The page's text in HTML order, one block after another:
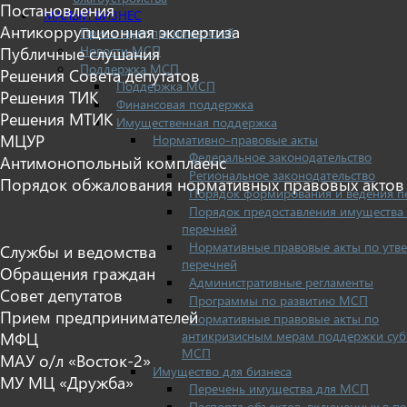
МАЛЫЙ БИЗНЕС
Прием предпринимателей
Новости МСП
Поддержка МСП
Поддержка МСП
Финансовая поддержка
Имущественная поддержка
Нормативно-правовые акты
Федеральное законодательство
Региональное законодательство
Порядок формирования и ведения
Порядок предоставления имущества
перечней
Нормативные правовые акты по
перечней
Административные регламенты
Программы по развитию МСП
Нормативные правовые акты по
антикризисным мерам поддержки
МСП
Имущество для бизнеса
Перечень имущества для МСП
Постановления
Антикоррупционная экспертиза
Публичные слушания
Решения Совета депутатов
Решения ТИК
Решения МТИК
МЦУР
Антимонопольный комплаенс
Порядок обжалования нормативных правовых актов
Службы и ведомства
Обращения граждан
Совет депутатов
Прием предпринимателей
МФЦ
МАУ о/л «Восток-2»
МУ МЦ «Дружба»